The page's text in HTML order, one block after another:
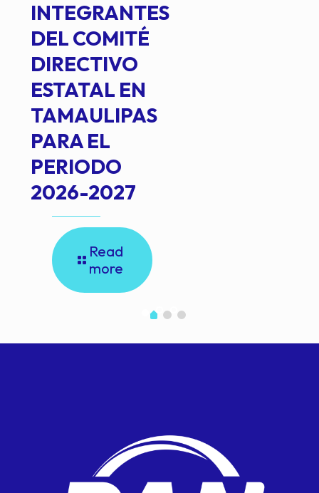
INTEGRANTES
DEL COMITÉ
DIRECTIVO
ESTATAL EN
TAMAULIPAS
PARA EL
PERIODO
2026-2027
Read
more